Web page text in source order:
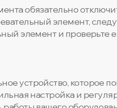
обязательно
элемент,
элемент и проверьте
устройство, которое
настройка и